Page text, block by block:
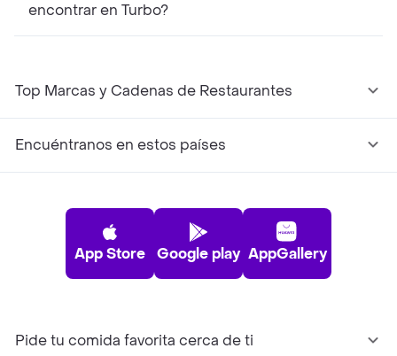
encontrar en Turbo?
Top Marcas y Cadenas de Restaurantes
Encuéntranos en estos países
App Store Google play AppGallery
Pide tu comida favorita cerca de ti